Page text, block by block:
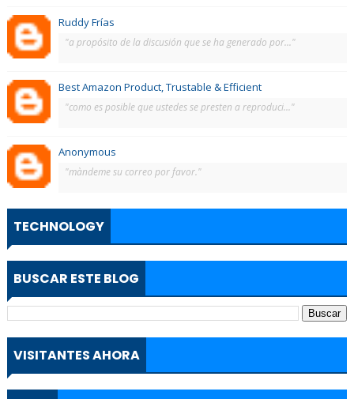
Ruddy Frías
"a propósito de la discusión que se ha generado por..."
Best Amazon Product, Trustable & Efficient
"como es posible que ustedes se presten a reproduci..."
Anonymous
"màndeme su correo por favor."
TECHNOLOGY
BUSCAR ESTE BLOG
VISITANTES AHORA